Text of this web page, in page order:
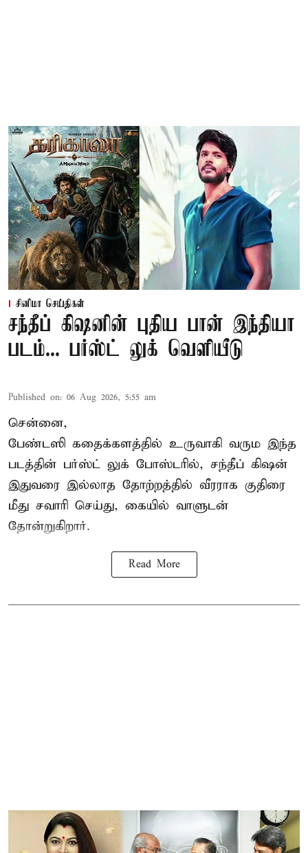
சினிமா செய்திகள்
சந்தீப் கிஷனின் புதிய பான் இந்தியா
படம்... பர்ஸ்ட் லுக் வெளியீடு
Published on: 06 Aug 2026, 5:55 am
சென்னை,
பேண்டஸி கதைக்களத்தில் உருவாகி வரும இந்த
படத்தின் பர்ஸ்ட் லுக் போஸ்டரில், சந்தீப் கிஷன்
இதுவரை இல்லாத தோற்றத்தில் வீரராக குதிரை
மீது சவாரி செய்து, கையில் வாளுடன்
தோன்றுகிறார்.
Read More